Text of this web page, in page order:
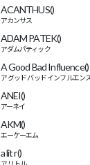
ACANTHUS()
ADAM PATEK()
A Good Bad Influence()
ANEI()
AKM()
a lit r()